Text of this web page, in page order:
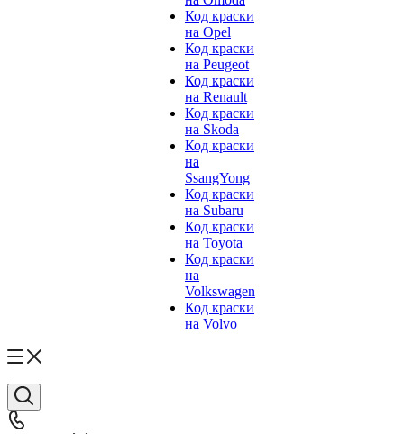
Код краски
на Opel
Код краски
на Peugeot
Код краски
на Renault
Код краски
на Skoda
Код краски
на
SsangYong
Код краски
на Subaru
Код краски
на Toyota
Код краски
на
Volkswagen
Код краски
на Volvo